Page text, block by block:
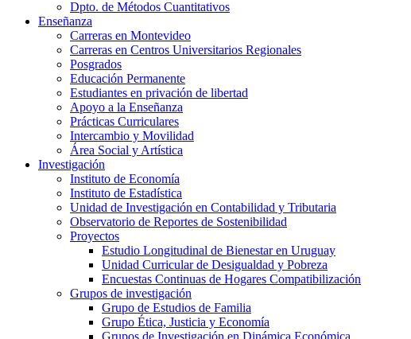
Dpto. de Métodos Cuantitativos
Enseñanza
Carreras en Montevideo
Carreras en Centros Universitarios Regionales
Posgrados
Educación Permanente
Estudiantes en privación de libertad
Apoyo a la Enseñanza
Prácticas Curriculares
Intercambio y Movilidad
Área Social y Artística
Investigación
Instituto de Economía
Instituto de Estadística
Unidad de Investigación en Contabilidad y Tributaria
Observatorio de Reportes de Sostenibilidad
Proyectos
Estudio Longitudinal de Bienestar en Uruguay
Unidad Curricular de Desigualdad y Pobreza
Encuestas Continuas de Hogares Compatibilización
Grupos de investigación
Grupo de Estudios de Familia
Grupo Ética, Justicia y Economía
Grupos de Investigación en Dinámica Económica